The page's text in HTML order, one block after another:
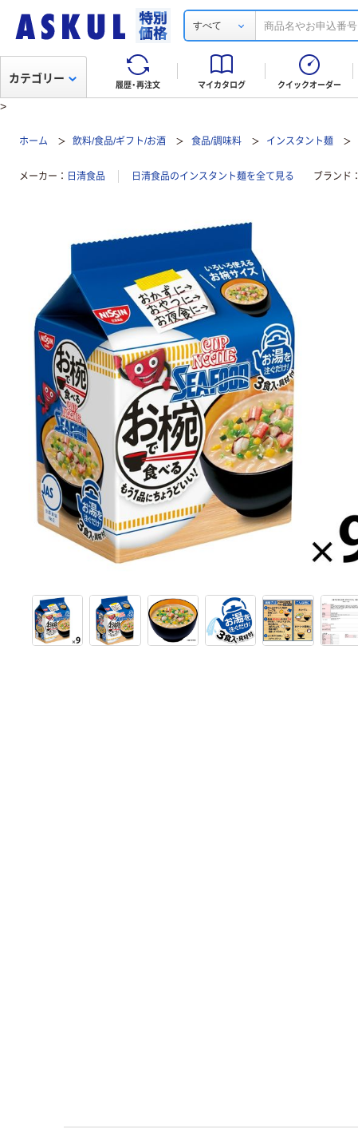
すべて
履歴・再注文 マイカタログ クイックオーダー
カテゴリー
>
ホーム 飲料/食品/ギフト/お酒 食品/調味料 インスタント麺
メーカー 日清食品 日清食品のインスタント麺を全て見る ブランド